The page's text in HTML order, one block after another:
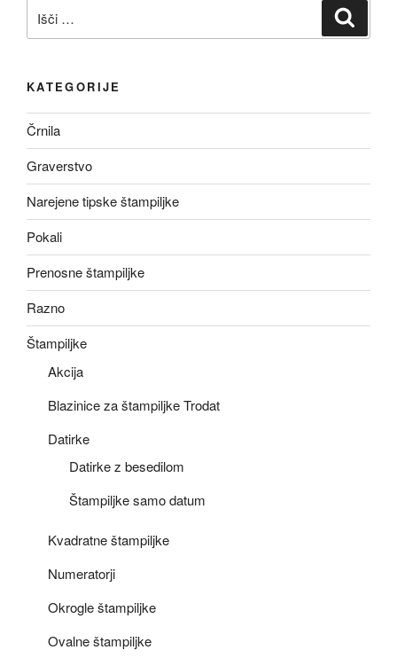
KATEGORIJE
Črnila
Graverstvo
Narejene tipske štampiljke
Pokali
Prenosne štampiljke
Razno
Štampiljke
Akcija
Blazinice za štampiljke Trodat
Datirke
Datirke z besedilom
Štampiljke samo datum
Kvadratne štampiljke
Numeratorji
Okrogle štampiljke
Ovalne štampiljke